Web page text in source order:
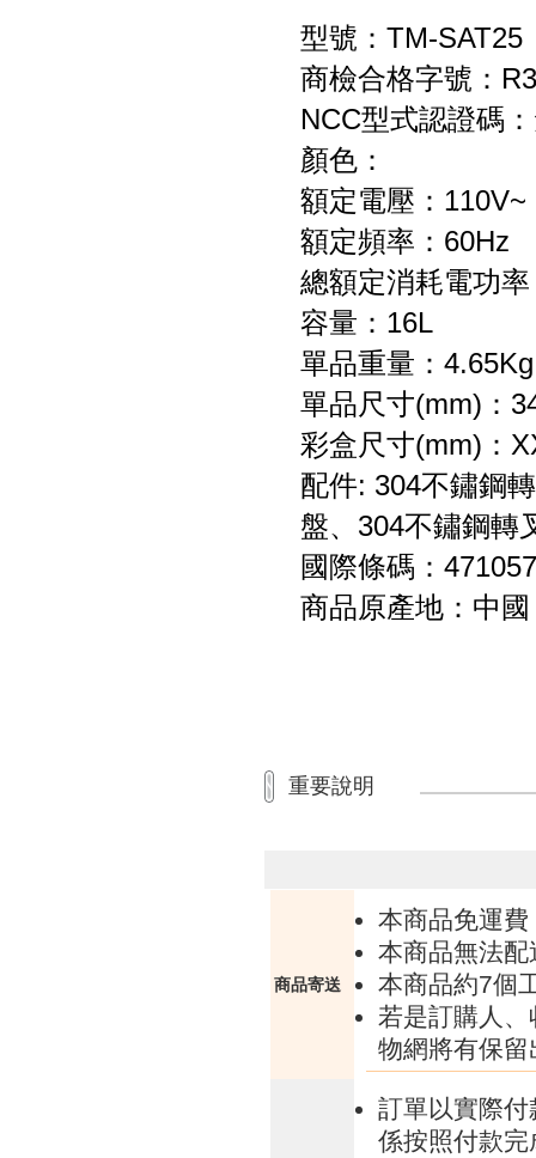
型號：TM-SAT25
商檢合格字號：
NCC型式認證碼
顏色：
額定電壓：110V~
額定頻率：60Hz
總額定消耗電功
容量：16L
單品重量：4.65Kg
單品尺寸(mm)：
彩盒尺寸(mm)：
配件: 304不鏽鋼
盤、304不鏽鋼轉
國際條碼：
商品原產地：中國
重要說明
商品寄送
本商品免運
本商品無法配
本商品約7個
若是訂購人
物網將有保
訂單以實際
係按照付款